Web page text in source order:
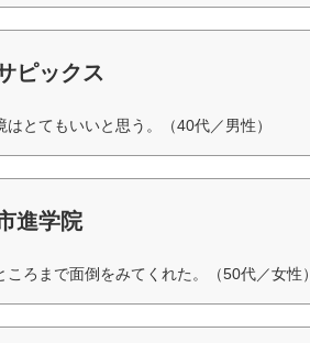
ピックス
はとてもいいと思う。（40代／男性）
進学院
ころまで面倒をみてくれた。（50代／女性）